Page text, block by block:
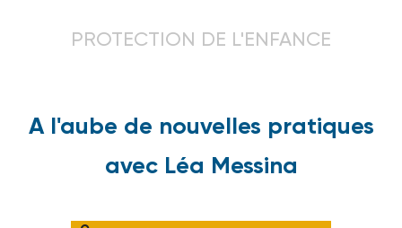
PROTECTION DE L'ENFANCE
A l'aube de nouvelles pratiques
avec Léa Messina